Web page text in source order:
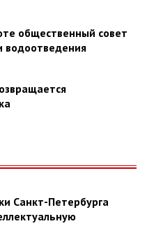
общественный совет
водоотведения
Санкт-Петербурга